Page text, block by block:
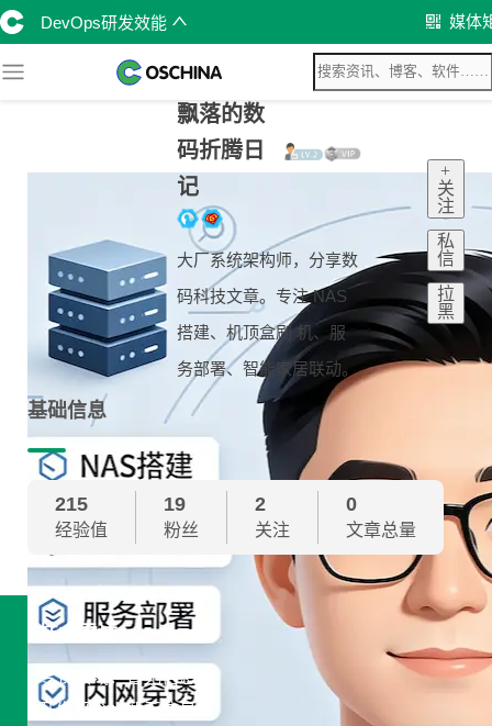
DevOps研发效能 媒体
飘落的数
码折腾日
记
大厂系统架构师，分享数
码科技文章。专注 NAS
搭建、机顶盒刷 机、服
务部署、智能家居联动。
+
关
注
私
信
拉
黑
基础信息
215
经验值
19
粉丝
2
关注
0
文章总量
技术雷达
专长领域：暂无信息
开发平台：暂无信息